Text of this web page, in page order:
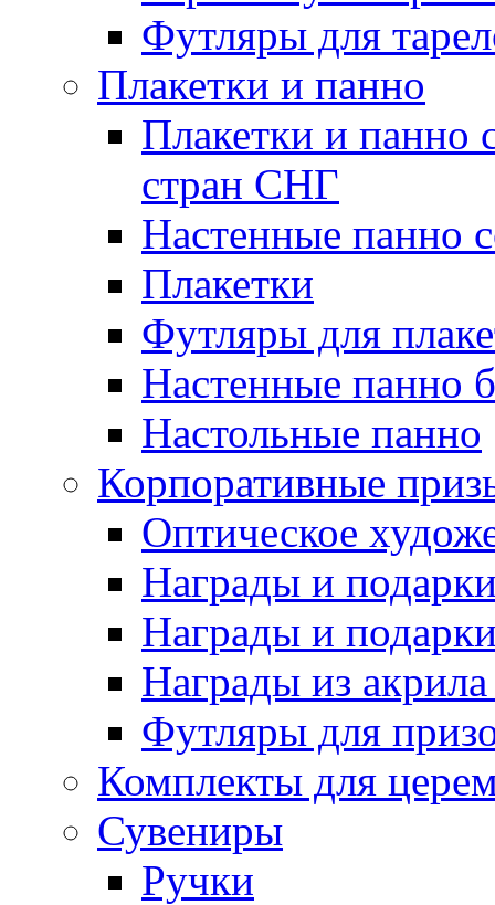
Футляры для
Плакетки и панно
Плакетки и панно
стран СНГ
Настенные панно
Плакетки
Футляры для
Настенные панно
Настольные панно
Корпоративные
Оптическое
Награды и
Награды и
Награды из акрила
Футляры для
Комплекты для
Сувениры
Ручки